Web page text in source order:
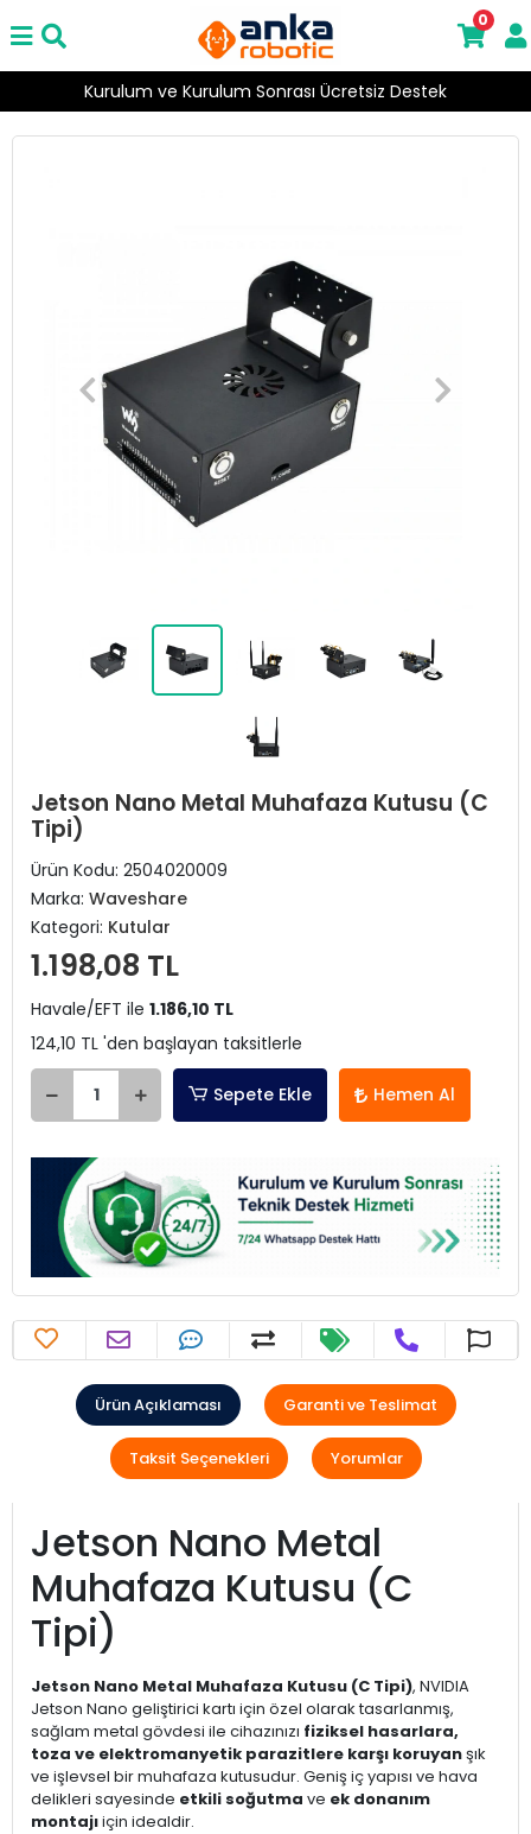
Kurulum ve Kurulum Sonrası Ücretsiz Destek
0
Jetson Nano Metal Muhafaza Kutusu (C
Tipi)
Ürün Kodu: 2504020009
Marka: Waveshare
Kategori: Kutular
1.198,08 TL
Havale/EFT ile 1.186,10 TL
124,10 TL 'den başlayan taksitlerle
Sepete Ekle Hemen Al
Ürün Açıklaması Garanti ve Teslimat
Taksit Seçenekleri Yorumlar
Jetson Nano Metal
Muhafaza Kutusu (C
Tipi)
Jetson Nano Metal Muhafaza Kutusu (C Tipi), NVIDIA
Jetson Nano geliştirici kartı için özel olarak tasarlanmış,
sağlam metal gövdesi ile cihazınızı fiziksel hasarlara,
toza ve elektromanyetik parazitlere karşı koruyanşık
ve işlevsel bir muhafaza kutusudur. Geniş iç yapısı ve hava
delikleri sayesinde etkili soğutma ve ek donanım
montajıiçin idealdir.